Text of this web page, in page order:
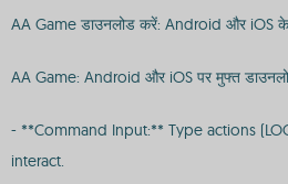
AA Game डाउनलोड करें: Android और iOS के
AA Game: Android और iOS पर मुफ्त
- **Command Input:** Type actions
interact.